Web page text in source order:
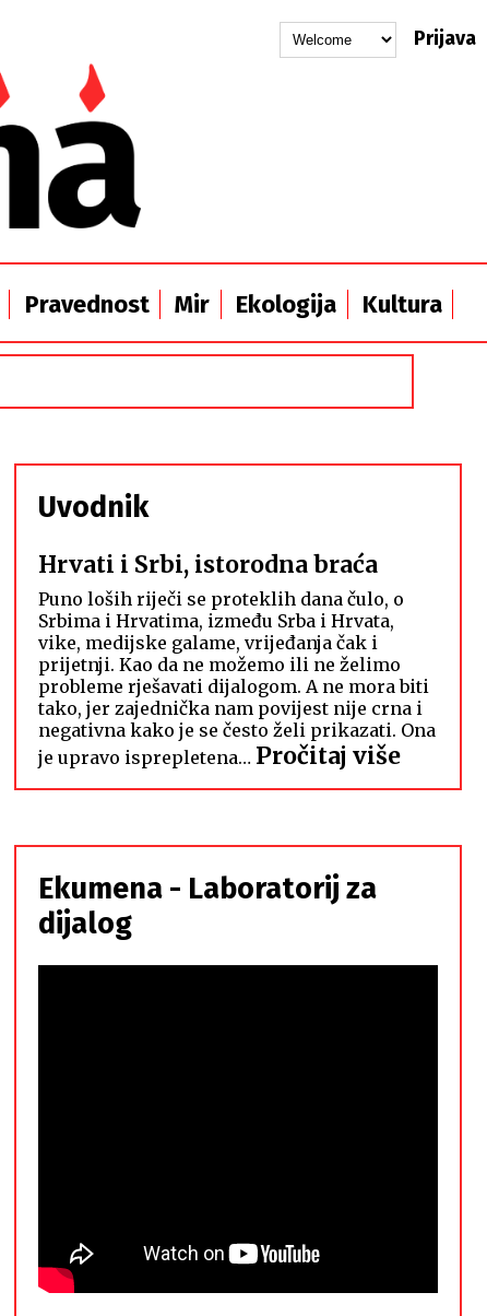
Prijava
Pravednost Mir Ekologija Kultura
Uvodnik
Hrvati i Srbi, istorodna braća
Puno loših riječi se proteklih dana čulo, o
Srbima i Hrvatima, između Srba i Hrvata,
vike, medijske galame, vrijeđanja čak i
prijetnji. Kao da ne možemo ili ne želimo
probleme rješavati dijalogom. A ne mora biti
tako, jer zajednička nam povijest nije crna i
negativna kako je se često želi prikazati. Ona
je upravo isprepletena… Pročitaj više:
Hrvati
Srbi,
Ekumena - Laboratorij za
dijalog